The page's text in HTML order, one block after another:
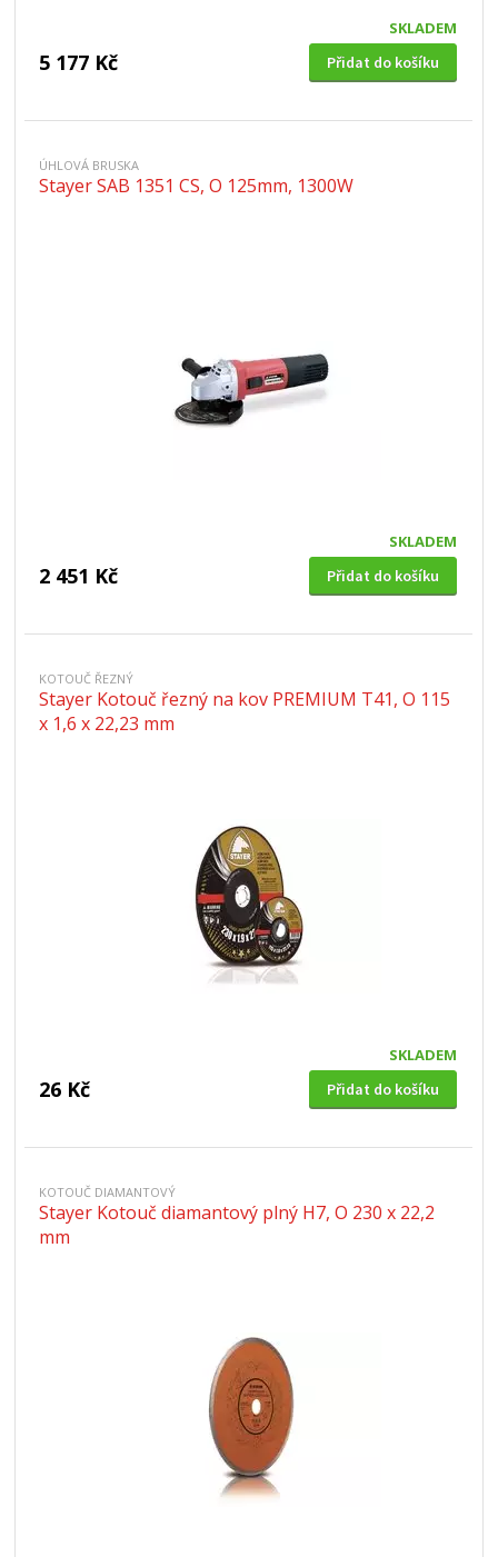
SKLADEM
5 177 Kč Přidat do košíku
ÚHLOVÁ BRUSKA
Stayer SAB 1351 CS, O 125mm, 1300W
SKLADEM
2 451 Kč Přidat do košíku
KOTOUČ ŘEZNÝ
Stayer Kotouč řezný na kov PREMIUM T41, O 115
x 1,6 x 22,23 mm
SKLADEM
26 Kč Přidat do košíku
KOTOUČ DIAMANTOVÝ
Stayer Kotouč diamantový plný H7, O 230 x 22,2
mm